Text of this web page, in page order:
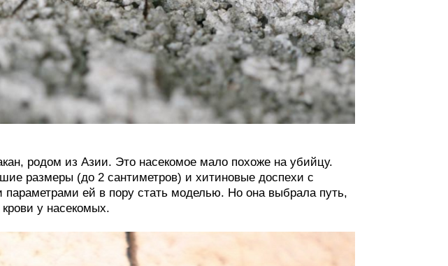
родом из Азии. Это насекомое мало похоже на убийцу.
размеры (до 2 сантиметров) и хитиновые доспехи с
ей в пору стать моделью. Но она выбрала путь,
у насекомых.